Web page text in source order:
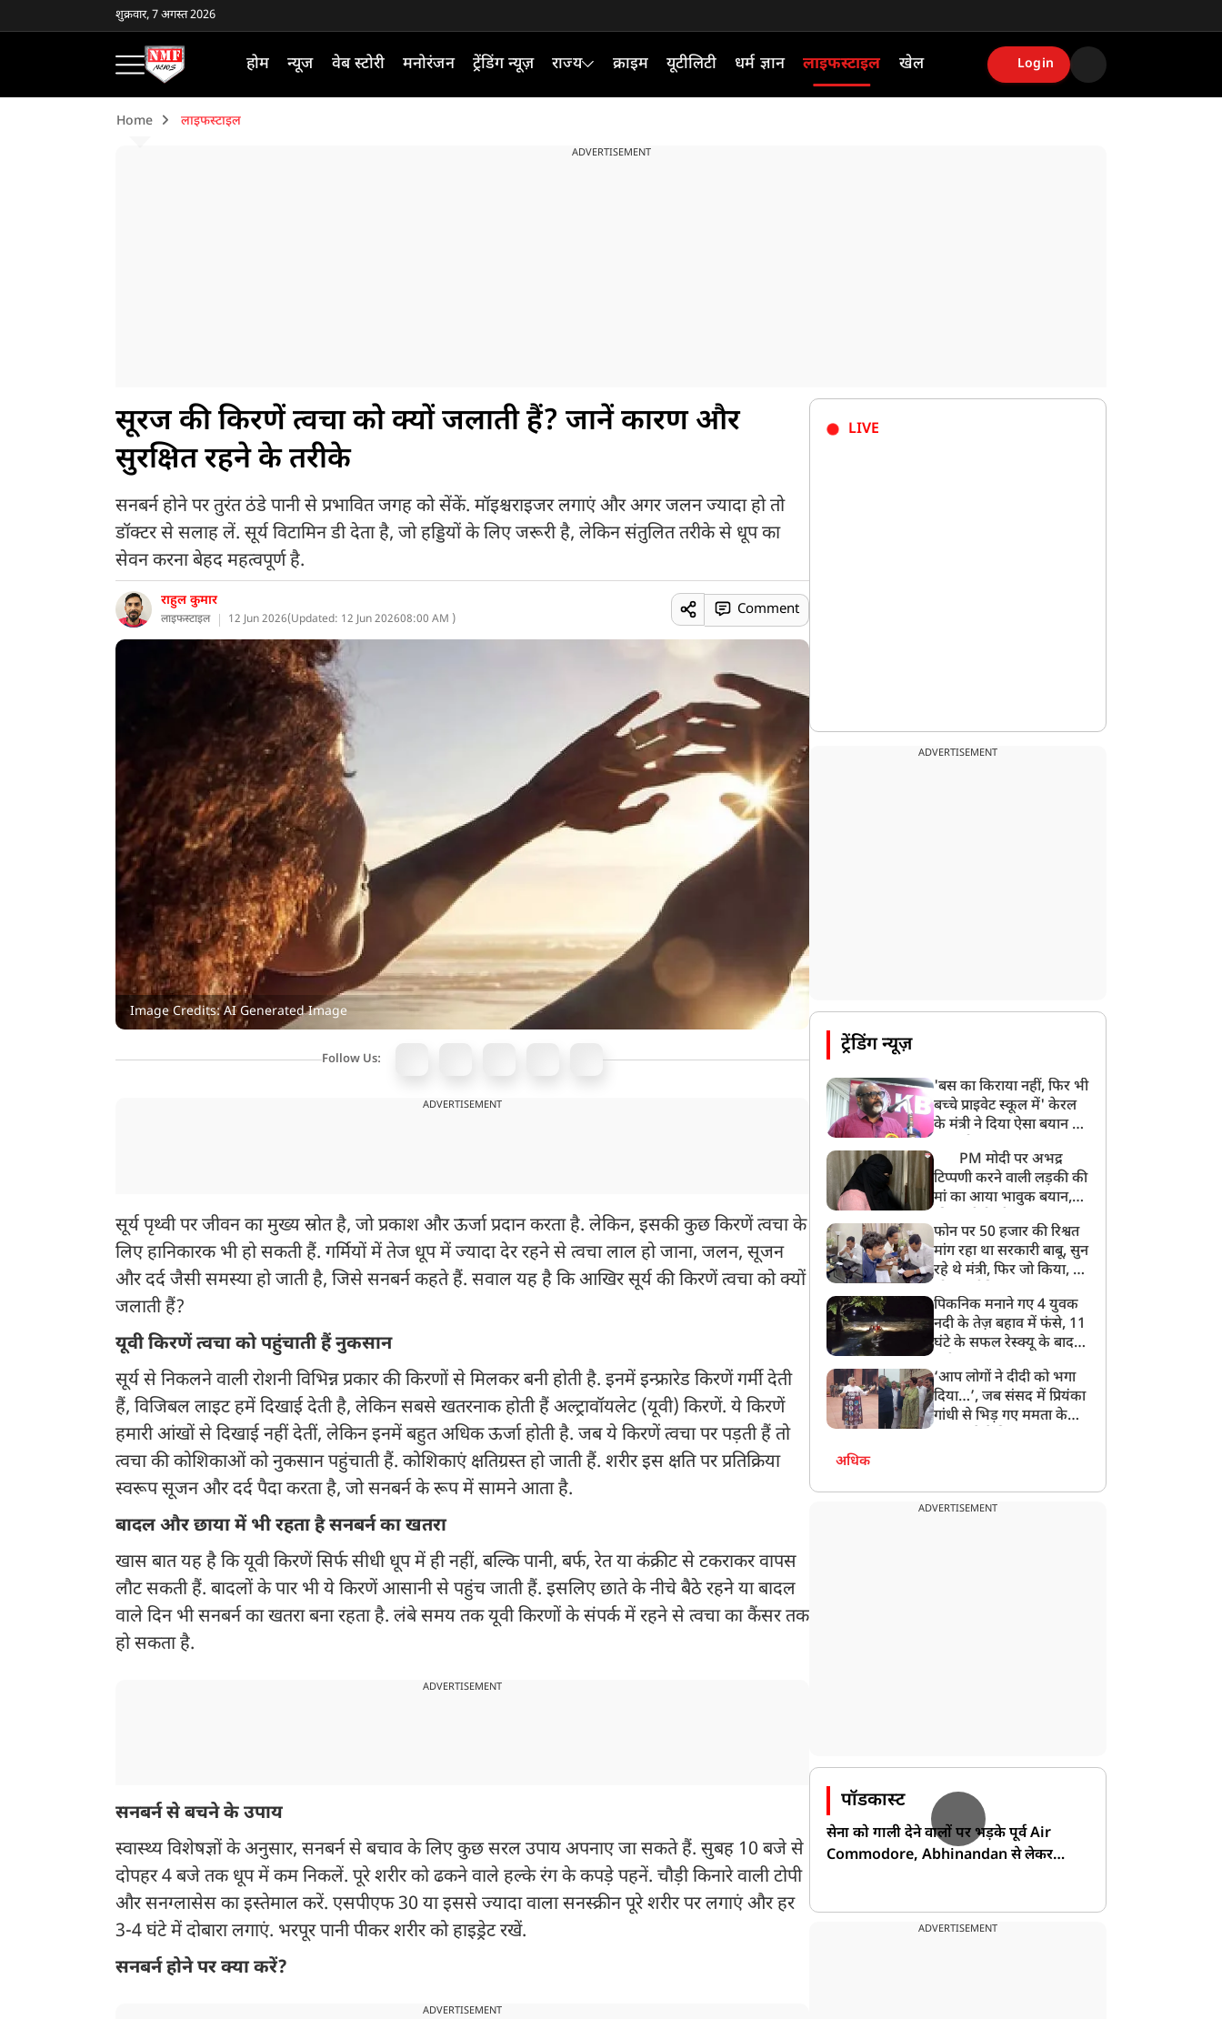
शुक्रवार, 7 अगस्त 2026
होम न्यूज वेब स्टोरी मनोरंजन ट्रेंडिंग न्यूज़ राज्य क्राइम यूटीलिटी धर्म ज्ञान लाइफस्टाइल खेल Login
Home लाइफस्टाइल
ADVERTISEMENT
सूरज की किरणें त्वचा को क्यों जलाती हैं? जानें कारण और
सुरक्षित रहने के तरीके
सनबर्न होने पर तुरंत ठंडे पानी से प्रभावित जगह को सेंकें. मॉइश्चराइजर लगाएं और अगर जलन ज्यादा हो तो
डॉक्टर से सलाह लें. सूर्य विटामिन डी देता है, जो हड्डियों के लिए जरूरी है, लेकिन संतुलित तरीके से धूप का
सेवन करना बेहद महत्वपूर्ण है.
राहुल कुमार
लाइफस्टाइल 12 Jun 2026(Updated: 12 Jun 202608:00 AM )
Comment
Image Credits: AI Generated Image
Follow Us:
ADVERTISEMENT
सूर्य पृथ्वी पर जीवन का मुख्य स्रोत है, जो प्रकाश और ऊर्जा प्रदान करता है. लेकिन, इसकी कुछ किरणें त्वचा के
लिए हानिकारक भी हो सकती हैं. गर्मियों में तेज धूप में ज्यादा देर रहने से त्वचा लाल हो जाना, जलन, सूजन
और दर्द जैसी समस्या हो जाती है, जिसे सनबर्न कहते हैं. सवाल यह है कि आखिर सूर्य की किरणें त्वचा को क्यों
जलाती हैं?
यूवी किरणें त्वचा को पहुंचाती हैं नुकसान
सूर्य से निकलने वाली रोशनी विभिन्न प्रकार की किरणों से मिलकर बनी होती है. इनमें इन्फ्रारेड किरणें गर्मी देती
हैं, विजिबल लाइट हमें दिखाई देती है, लेकिन सबसे खतरनाक होती हैं अल्ट्रावॉयलेट (यूवी) किरणें. ये किरणें
हमारी आंखों से दिखाई नहीं देतीं, लेकिन इनमें बहुत अधिक ऊर्जा होती है. जब ये किरणें त्वचा पर पड़ती हैं तो
त्वचा की कोशिकाओं को नुकसान पहुंचाती हैं. कोशिकाएं क्षतिग्रस्त हो जाती हैं. शरीर इस क्षति पर प्रतिक्रिया
स्वरूप सूजन और दर्द पैदा करता है, जो सनबर्न के रूप में सामने आता है.
बादल और छाया में भी रहता है सनबर्न का खतरा
खास बात यह है कि यूवी किरणें सिर्फ सीधी धूप में ही नहीं, बल्कि पानी, बर्फ, रेत या कंक्रीट से टकराकर वापस
लौट सकती हैं. बादलों के पार भी ये किरणें आसानी से पहुंच जाती हैं. इसलिए छाते के नीचे बैठे रहने या बादल
वाले दिन भी सनबर्न का खतरा बना रहता है. लंबे समय तक यूवी किरणों के संपर्क में रहने से त्वचा का कैंसर तक
हो सकता है.
ADVERTISEMENT
सनबर्न से बचने के उपाय
स्वास्थ्य विशेषज्ञों के अनुसार, सनबर्न से बचाव के लिए कुछ सरल उपाय अपनाए जा सकते हैं. सुबह 10 बजे से
दोपहर 4 बजे तक धूप में कम निकलें. पूरे शरीर को ढकने वाले हल्के रंग के कपड़े पहनें. चौड़ी किनारे वाली टोपी
और सनग्लासेस का इस्तेमाल करें. एसपीएफ 30 या इससे ज्यादा वाला सनस्क्रीन पूरे शरीर पर लगाएं और हर
3-4 घंटे में दोबारा लगाएं. भरपूर पानी पीकर शरीर को हाइड्रेट रखें.
सनबर्न होने पर क्या करें?
ADVERTISEMENT
LIVE
ADVERTISEMENT
ट्रेंडिंग न्यूज़
'बस का किराया नहीं, फिर भी
बच्चे प्राइवेट स्कूल में' केरल
के मंत्री ने दिया ऐसा बयान की
PM मोदी पर अभद्र
टिप्पणी करने वाली लड़की की
मां का आया भावुक बयान,
बेटी को गोद लें प्रधानमंत्री
फोन पर 50 हजार की रिश्वत
मांग रहा था सरकारी बाबू, सुन
रहे थे मंत्री, फिर जो किया, वो
पिकनिक मनाने गए 4 युवक
नदी के तेज़ बहाव में फंसे, 11
घंटे के सफल रेस्क्यू के बाद
‘आप लोगों ने दीदी को भगा
दिया…’, जब संसद में प्रियंका
गांधी से भिड़ गए ममता के
अधिक
ADVERTISEMENT
पॉडकास्ट
सेना को गाली देने वालों पर भड़के पूर्व Air
Commodore, Abhinandan से लेकर
ADVERTISEMENT